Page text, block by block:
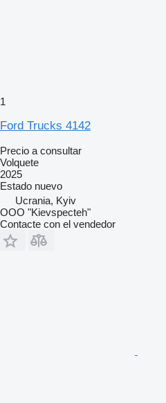
1
Ford Trucks 4142
Precio a consultar
Volquete
2025
Estado nuevo
Ucrania, Kyiv
OOO "Kievspecteh"
Contacte con el vendedor